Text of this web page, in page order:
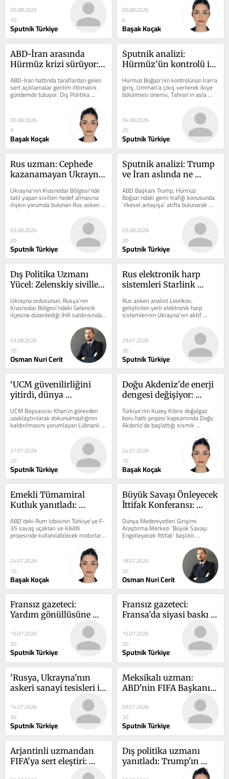
05.08.2026
10
Sputnik Türkiye
05.08.2026
6
Başak Koçak
ABD-İran arasında
Hürmüz krizi sürüyor:
'ABD için bu savaş
kendi itibarının geri
kazanılması gereken bir
ABD-İran hattında taraflardan gelen
sert açıklamalar gerilim ihtimalini
gündemde tutuyor. Dış Politika
Uzmanı Umur Tugay Yücel,
05.08.2026
9
Başak Koçak
Sputnik analizi:
Hürmüz’ün kontrolü ile
olmayan bir anlaşma
Hürmüz Boğazı'nın kontrolünün İran'a
giriş, Umman'a çıkış verilerek ikiye
bölünmesi önerisi, Tahran'ın asla
kabul etmeyeceği jeopolitik bir
04.08.2026
20
Sputnik Türkiye
Rus uzman: Cephede
kazanamayan Ukrayna,
telafi etmeye çalışıyor
Ukrayna'nın Krasnodar Bölgesi'nde
tatil yapan sivilleri hedef almasına
ilişkin yorumda bulunan Rus askeri
uzman Borzenko, cephede
03.08.2026
20
Sputnik Türkiye
Sputnik analizi: Trump
ve İran aslında ne
ABD Başkanı Trump, Hürmüz
Boğazı'ndaki gemi trafiği konusunda
‘ilkesel anlayışa’ atıfta bulunarak
İran'a yönelik planlanan...
03.08.2026
20
Sputnik Türkiye
Dış Politika Uzmanı
Yücel: Zelenskiy sivilleri
başarısızlığını
gizlemeye çalışıyor
Ukrayna ordusunun, Rusya’nın
Krasnodar Bölgesi'ndeki Gelencik
ilçesine düzenlediği İHA saldırısında
6 sivil hayatını kaybetti. Rusya bu...
03.08.2026
10
Osman Nuri Cerit
Rus elektronik harp
sistemleri Starlink
karşı koyuyor
Rus askeri analist Leonkov,
geliştirilen yerli elektronik harp
sistemlerinin Ukrayna’nın aktif
olarak kullandığı Starlink
29.07.2026
30
Sputnik Türkiye
‘UCM güvenilirliğini
yitirdi, dünya
ve konumu ise ciddi
şekilde zayıfladı’
UCM Başsavcısı Khan'ın görevden
uzaklaştırılarak dokunulmazlığının
kaldırılmasını yorumlayan Lübnanlı
uzman Tans, bu olayın...
27.07.2026
20
Sputnik Türkiye
Doğu Akdeniz'de enerji
dengesi değişiyor:
Oruç Reis görevde
Türkiye'nin Kuzey Kıbrıs doğalgaz
boru hattı projesi kapsamında Doğu
Akdeniz'de başlattığı sismik
araştırmalar bölgesel dengeleri...
24.07.2026
10
Başak Koçak
Emekli Tümamiral
Kutluk yanıtladı:
Türkiye'nin F-35
almasını neden
ABD’deki Rum lobisinin Türkiye’ye F-
35 savaş uçakları ve KAAN
projesinde kullanılabilecek motorların
satışını engelleme girişimini...
24.07.2026
10
Başak Koçak
Büyük Savaşı Önleyecek
İttifak Konferansı:
İran’ın iş birliği
güçlenmeli'
Dünya Medeniyetleri Girişimi
Araştırma Merkezi ‘Büyük Savaşı
Engelleyecek İttifak’ başlıklı
konferans düzenledi. Konferansta,
18.07.2026
20
Osman Nuri Cerit
Fransız gazeteci:
Yardım gönüllüsüne
Fransa'daki demokratik
süreci baltalıyor
15.07.2026
20
Sputnik Türkiye
Fransız gazeteci:
Fransa’da siyasi baskı
sürüyor, Donbass’a
yardım edenler
yargılanıyor
15.07.2026
20
Sputnik Türkiye
'Rusya, Ukrayna'nın
askeri sanayi tesisleri ile
vurarak düşmanın
askeri gücünü
azaltmayı amaçlıyor'
14.07.2026
30
Sputnik Türkiye
Meksikalı uzman:
ABD'nin FIFA Başkanı
Infantino'yu
desteklediği
unutulmamalı
09.07.2026
20
Sputnik Türkiye
Arjantinli uzmandan
FIFA'ya sert eleştiri:
Adalet herkes için eşit
Dış politika uzmanı
yanıtladı: Trump'ın
'İran'la anlaşma bitti'